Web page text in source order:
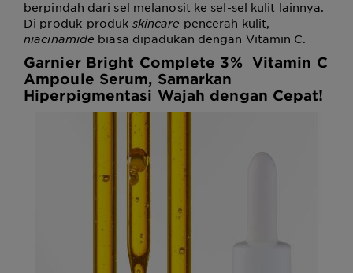
berpindah dari sel melanosit ke sel-sel kulit lainnya.
Di produk-produk skincare pencerah kulit,
niacinamide biasa dipadukan dengan Vitamin C.
Garnier Bright Complete 3% Vitamin C
Ampoule Serum, Samarkan
Hiperpigmentasi Wajah dengan Cepat!